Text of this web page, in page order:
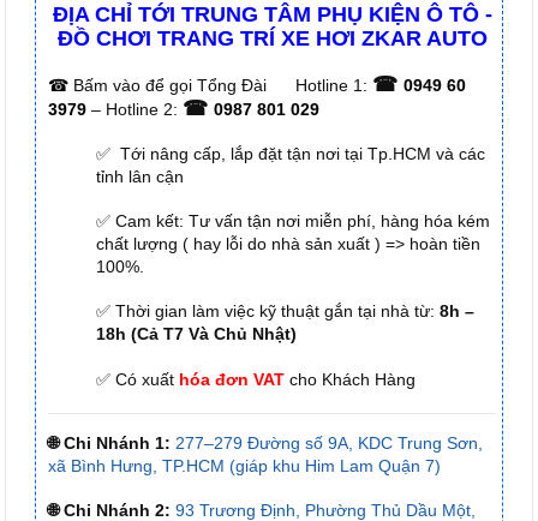
ĐỊA CHỈ TỚI TRUNG TÂM PHỤ KIỆN Ô TÔ -
ĐỒ CHƠI TRANG TRÍ XE HƠI ZKAR AUTO
☎ Bấm vào để gọi Tổng Đài Hotline 1: ☎ 0949 60
3979 – Hotline 2: ☎ 0987 801 029
✅ Tới nâng cấp, lắp đặt tận nơi tại Tp.HCM và các
tỉnh lân cận
✅ Cam kết: Tư vấn tận nơi miễn phí, hàng hóa kém
chất lượng ( hay lỗi do nhà sản xuất ) => hoàn tiền
100%.
✅ Thời gian làm việc kỹ thuật gắn tại nhà từ: 8h –
18h (Cả T7 Và Chủ Nhật)
✅ Có xuất hóa đơn VAT cho Khách Hàng
🌐 Chi Nhánh 1: 277–279 Đường số 9A, KDC Trung Sơn,
xã Bình Hưng, TP.HCM (giáp khu Him Lam Quận 7)
🌐 Chi Nhánh 2: 93 Trương Định, Phường Thủ Dầu Một,